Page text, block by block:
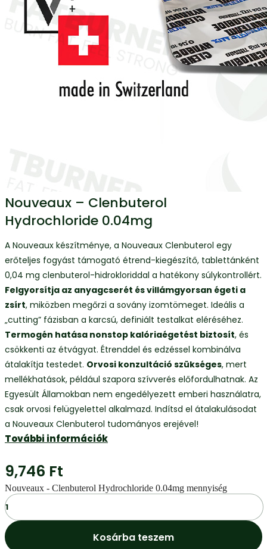
Nouveaux – Clenbuterol
Hydrochloride 0.04mg
A Nouveaux készítménye, a Nouveaux Clenbuterol egy
erőteljes fogyást támogató étrend-kiegészítő, tablettánként
0,04 mg clenbuterol-hidrokloriddal a hatékony súlykontrollért.
Felgyorsítja az anyagcserét és villámgyorsan égeti a
zsírt, miközben megőrzi a sovány izomtömeget. Ideális a
„cutting” fázisban a karcsú, definiált testalkat eléréséhez.
Termogén hatása nonstop kalóriaégetést biztosít, és
csökkenti az étvágyat. Étrenddel és edzéssel kombinálva
átalakítja testedet. Orvosi konzultáció szükséges, mert
mellékhatások, például szapora szívverés előfordulhatnak. Az
Egyesült Államokban nem engedélyezett emberi használatra,
csak orvosi felügyelettel alkalmazd. Indítsd el átalakulásodat
a Nouveaux Clenbuterol tudományos erejével!
További információk
9,746 Ft
Nouveaux - Clenbuterol Hydrochloride 0.04mg mennyiség
Kosárba teszem